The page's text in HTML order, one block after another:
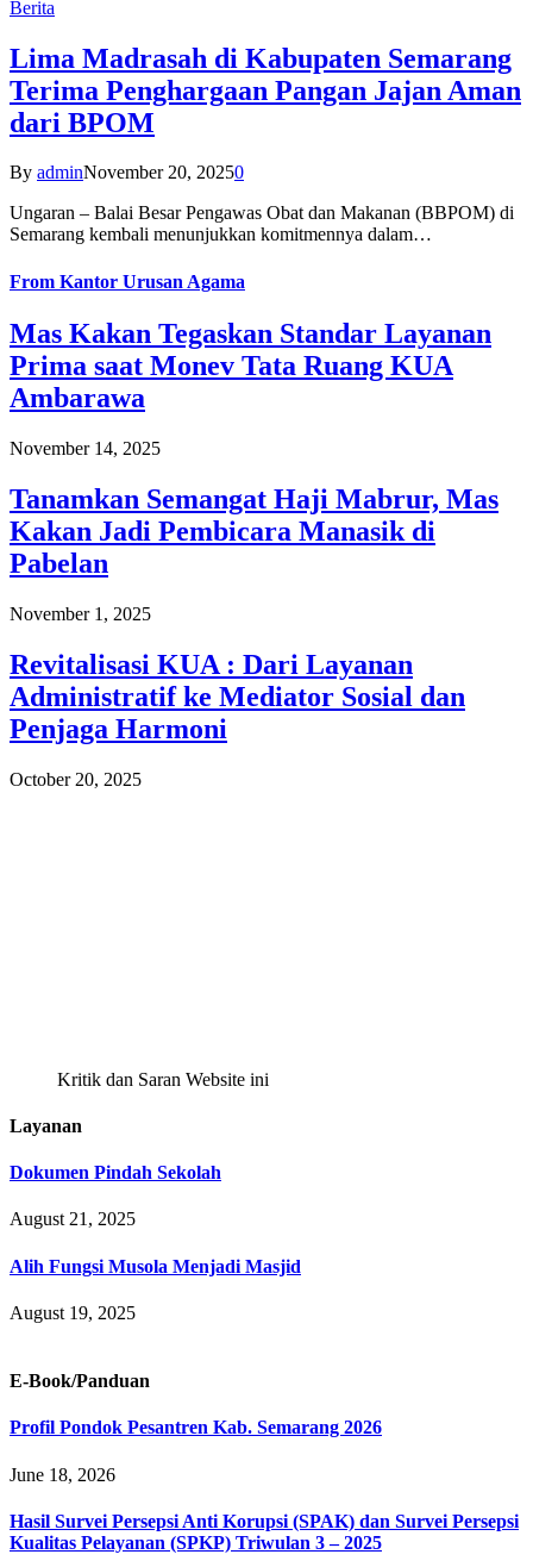
Berita
Lima Madrasah di Kabupaten Semarang
Terima Penghargaan Pangan Jajan Aman
dari BPOM
By adminNovember 20, 20250
Ungaran – Balai Besar Pengawas Obat dan Makanan (BBPOM) di
Semarang kembali menunjukkan komitmennya dalam…
From Kantor Urusan Agama
Mas Kakan Tegaskan Standar Layanan
Prima saat Monev Tata Ruang KUA
Ambarawa
November 14, 2025
Tanamkan Semangat Haji Mabrur, Mas
Kakan Jadi Pembicara Manasik di
Pabelan
November 1, 2025
Revitalisasi KUA : Dari Layanan
Administratif ke Mediator Sosial dan
Penjaga Harmoni
October 20, 2025
Kritik dan Saran Website ini
Layanan
Dokumen Pindah Sekolah
August 21, 2025
Alih Fungsi Musola Menjadi Masjid
August 19, 2025
E-Book/Panduan
Profil Pondok Pesantren Kab. Semarang 2026
June 18, 2026
Hasil Survei Persepsi Anti Korupsi (SPAK) dan Survei Persepsi
Kualitas Pelayanan (SPKP) Triwulan 3 – 2025